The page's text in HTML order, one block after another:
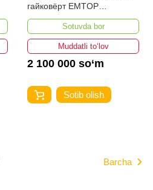
гайковёрт EMTOP
ECIWL20105
Sotuvda bor
Muddatli to‘lov
2 100 000 so‘m
Sotib olish
Barcha